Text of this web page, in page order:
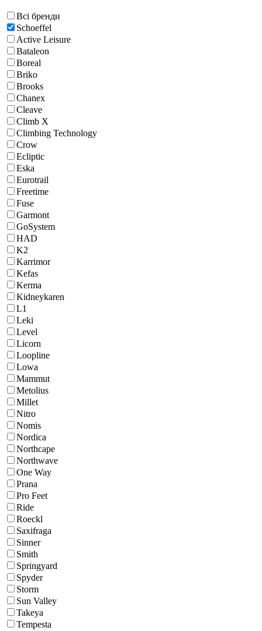
Всі бренди
Schoeffel
Active Leisure
Bataleon
Boreal
Briko
Brooks
Chanex
Cleave
Climb X
Climbing Technology
Crow
Ecliptic
Eska
Eurotrail
Freetime
Fuse
Garmont
GoSystem
HAD
K2
Karrimor
Kefas
Kerma
Kidneykaren
L1
Leki
Level
Licorn
Loopline
Lowa
Mammut
Metolius
Millet
Nitro
Nomis
Nordica
Northcape
Northwave
One Way
Prana
Pro Feet
Ride
Roeckl
Saxifraga
Sinner
Smith
Springyard
Spyder
Storm
Sun Valley
Takeya
Tempesta